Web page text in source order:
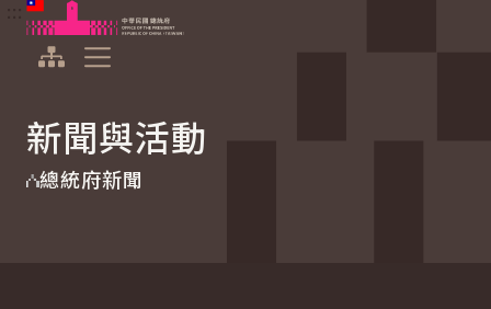
跳到主要內容
中華民國總統府
新聞與活動
總統府新聞